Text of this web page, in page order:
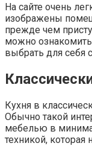
На сайте очень
изображены
прежде чем
можно
выбрать для себя
Кухня в
Обычно такой
мебелью в
техникой,